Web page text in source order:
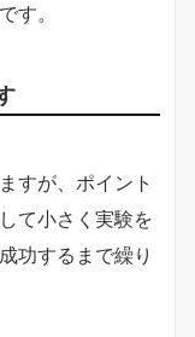
す。
すが、ポイント
て小さく実験を
功するまで繰り